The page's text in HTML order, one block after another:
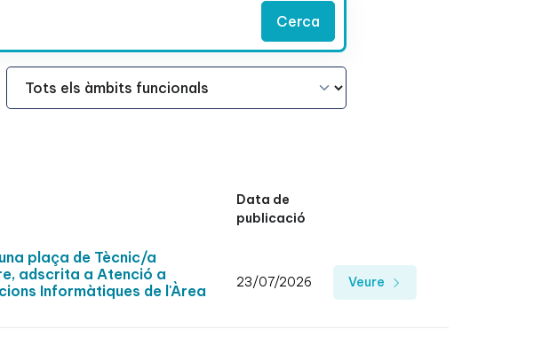
Cerca
Àmbit Funcional
Data de
publicació
plaça de Tècnic/a
adscrita a Atenció a
Informàtiques de l'Àrea
23/07/2026 Veure